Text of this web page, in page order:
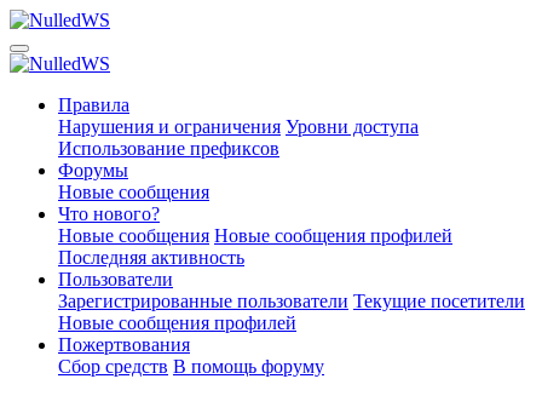
Правила
Нарушения и ограничения Уровни доступа
Использование префиксов
Форумы
Новые сообщения
Что нового?
Новые сообщения Новые сообщения профилей
Последняя активность
Пользователи
Зарегистрированные пользователи Текущие посетители
Новые сообщения профилей
Пожертвования
Сбор средств В помощь форуму